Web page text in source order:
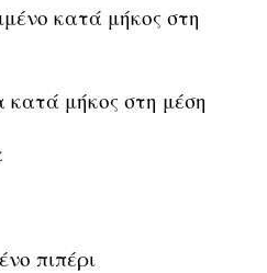
κατά μήκος στη
μήκος στη μέση
πιπέρι